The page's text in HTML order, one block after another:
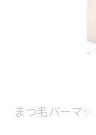
まつ毛パーマ✨